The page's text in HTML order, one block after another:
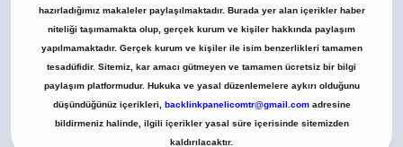
hazırladığımız makaleler paylaşılmaktadır. Burada yer alan içerikler haber
niteliği taşımamakta olup, gerçek kurum ve kişiler hakkında paylaşım
yapılmamaktadır. Gerçek kurum ve kişiler ile isim benzerlikleri tamamen
tesadüfidir. Sitemiz, kar amacı gütmeyen ve tamamen ücretsiz bir bilgi
paylaşım platformudur. Hukuka ve yasal düzenlemelere aykırı olduğunu
düşündüğünüz içerikleri, backlinkpanelicomtr@gmail.comadresine
bildirmeniz halinde, ilgili içerikler yasal süre içerisinde sitemizden
kaldırılacaktır.